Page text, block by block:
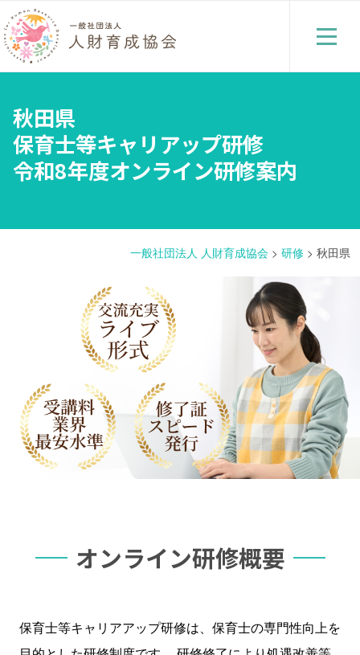
秋田県
保育士等キャリアップ研修
令和8年度オンライン研修案内
一般社団法人 人財育成協会 > 研修 > 秋田県
オンライン研修概要
保育士等キャリアアップ研修は、保育士の専門性向上を